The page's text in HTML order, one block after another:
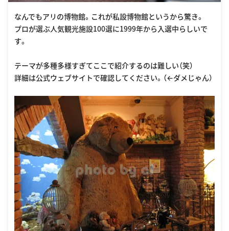
なんでもアリの博物館。これが私設博物館というから驚き。
プロが選ぶ人気観光施設100選に1999年から入選中らしいで
す。
テーマが多種多様すぎてここで紹介するのは難しい（笑）
詳細は公式ウェブサイトで確認してください。（←ダメじゃん）